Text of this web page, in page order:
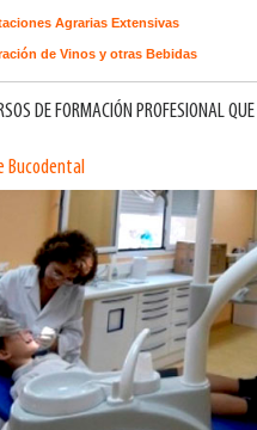
Agrarias Extensivas
de Vinos y otras Bebidas
DE FORMACIÓN PROFESIONAL
Bucodental